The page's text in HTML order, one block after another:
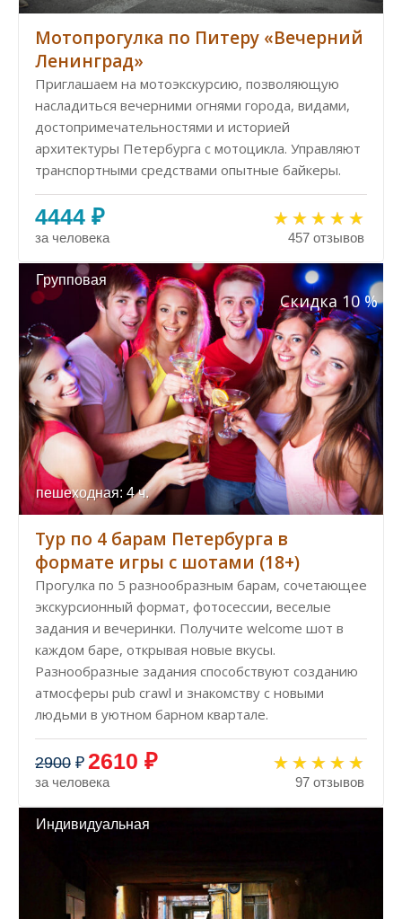
Мотопрогулка по Питеру «Вечерний
Ленинград»
Приглашаем на мотоэкскурсию, позволяющую
насладиться вечерними огнями города, видами,
достопримечательностями и историей
архитектуры Петербурга с мотоцикла. Управляют
транспортными средствами опытные байкеры.
4444 ₽
за человека 457 отзывов
Групповая
пешеходная: 4 ч.
Скидка 10 %
Тур по 4 барам Петербурга в
формате игры c шотами (18+)
Прогулка по 5 разнообразным барам, сочетающее
экскурсионный формат, фотосессии, веселые
задания и вечеринки. Получите welcome шот в
каждом баре, открывая новые вкусы.
Разнообразные задания способствуют созданию
атмосферы pub crawl и знакомству с новыми
людьми в уютном барном квартале.
2900 ₽ 2610 ₽
за человека 97 отзывов
Индивидуальная